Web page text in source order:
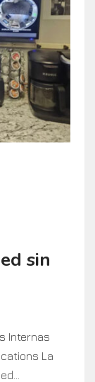
sin
Internas
La